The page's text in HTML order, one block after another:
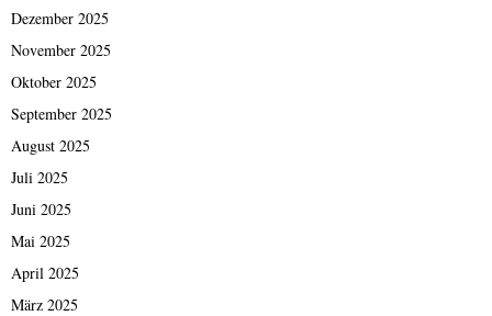
Dezember 2025
November 2025
Oktober 2025
September 2025
August 2025
Juli 2025
Juni 2025
Mai 2025
April 2025
März 2025